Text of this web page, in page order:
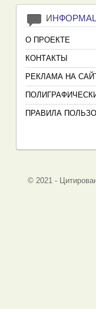
И
О ПРОЕКТЕ
КОНТАКТЫ
РЕКЛАМА НА
ПРАВИЛА
© 2021 -